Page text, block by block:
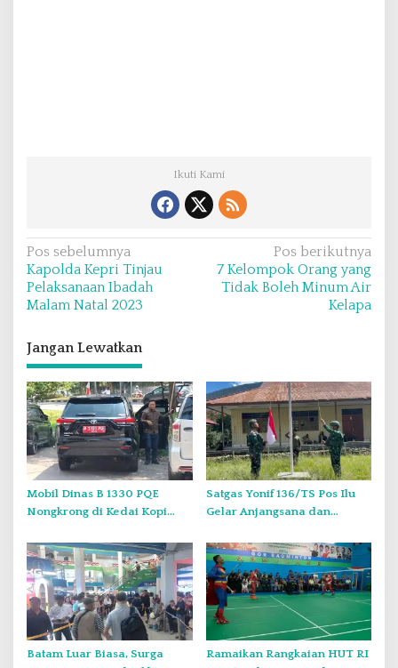
Ikuti Kami
N
a
v
g
a
s
i
p
o
s
Pos sebelumnya
Kapolda Kepri Tinjau
Pelaksanaan Ibadah
Malam Natal 2023
Pos berikutnya
7 Kelompok Orang yang
Tidak Boleh Minum Air
Kelapa
Jangan Lewatkan
Mobil Dinas B 1330 PQE
Nongkrong di Kedai Kopi
atau Urusan Pribadi?
Satgas Yonif 136/TS Pos Ilu
Gelar Anjangsana dan
Putih di Kampung Lambo
Batam Luar Biasa, Surga
Ramaikan Rangkaian HUT RI